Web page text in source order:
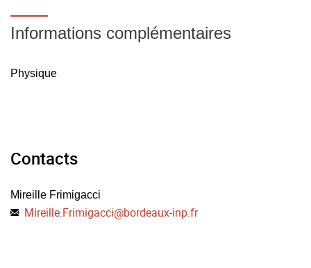
Informations complémentaires
Physique
Contacts
Mireille Frimigacci
Mireille.Frimigacci@bordeaux-inp.fr